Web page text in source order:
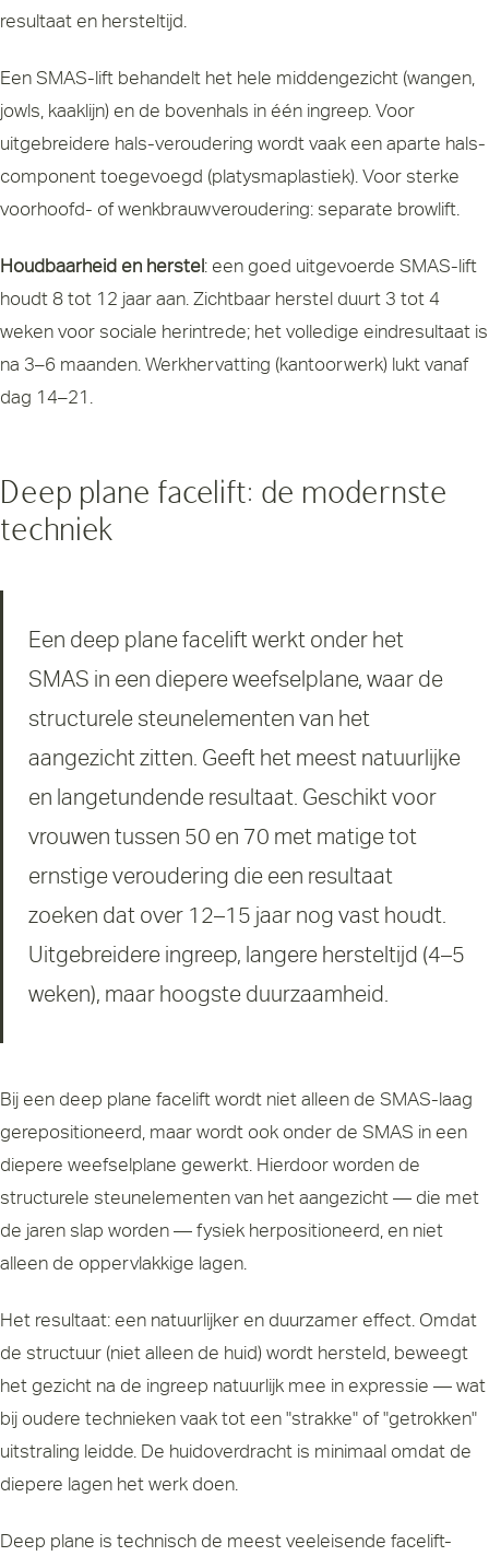
resultaat en hersteltijd.
Een SMAS-lift behandelt het hele middengezicht (wangen,
jowls, kaaklijn) en de bovenhals in één ingreep. Voor
uitgebreidere hals-veroudering wordt vaak een aparte hals-
component toegevoegd (platysmaplastiek). Voor sterke
voorhoofd- of wenkbrauwveroudering: separate browlift.
Houdbaarheid en herstel: een goed uitgevoerde SMAS-lift
houdt 8 tot 12 jaar aan. Zichtbaar herstel duurt 3 tot 4
weken voor sociale herintrede; het volledige eindresultaat is
na 3–6 maanden. Werkhervatting (kantoorwerk) lukt vanaf
dag 14–21.
Deep plane facelift: de modernste
techniek
Een deep plane facelift werkt onder het
SMAS in een diepere weefselplane, waar de
structurele steunelementen van het
aangezicht zitten. Geeft het meest natuurlijke
en langetundende resultaat. Geschikt voor
vrouwen tussen 50 en 70 met matige tot
ernstige veroudering die een resultaat
zoeken dat over 12–15 jaar nog vast houdt.
Uitgebreidere ingreep, langere hersteltijd (4–5
weken), maar hoogste duurzaamheid.
Bij een deep plane facelift wordt niet alleen de SMAS-laag
gerepositioneerd, maar wordt ook onder de SMAS in een
diepere weefselplane gewerkt. Hierdoor worden de
structurele steunelementen van het aangezicht — die met
de jaren slap worden — fysiek herpositioneerd, en niet
alleen de oppervlakkige lagen.
Het resultaat: een natuurlijker en duurzamer effect. Omdat
de structuur (niet alleen de huid) wordt hersteld, beweegt
het gezicht na de ingreep natuurlijk mee in expressie — wat
bij oudere technieken vaak tot een "strakke" of "getrokken"
uitstraling leidde. De huidoverdracht is minimaal omdat de
diepere lagen het werk doen.
Deep plane is technisch de meest veeleisende facelift-